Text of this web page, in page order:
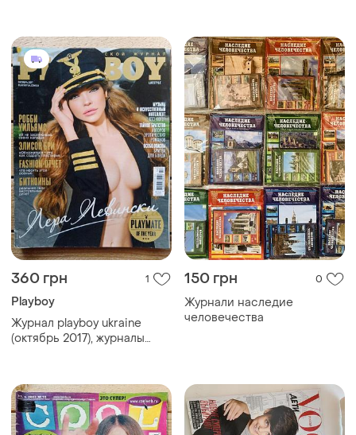
360 грн 1
Playboy
Журнал playboy ukraine
(октябрь 2017), журналы
150 грн 0
Журнали наследие
человечества